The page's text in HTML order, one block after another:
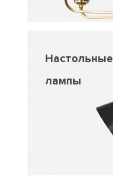
Настольные
лампы